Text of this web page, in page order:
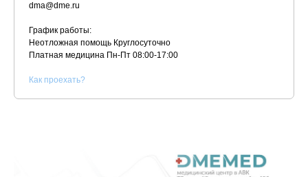
dma@dme.ru
График работы:
Неотложная помощь Круглосуточно
Платная медицина Пн-Пт 08:00-17:00
Как проехать?